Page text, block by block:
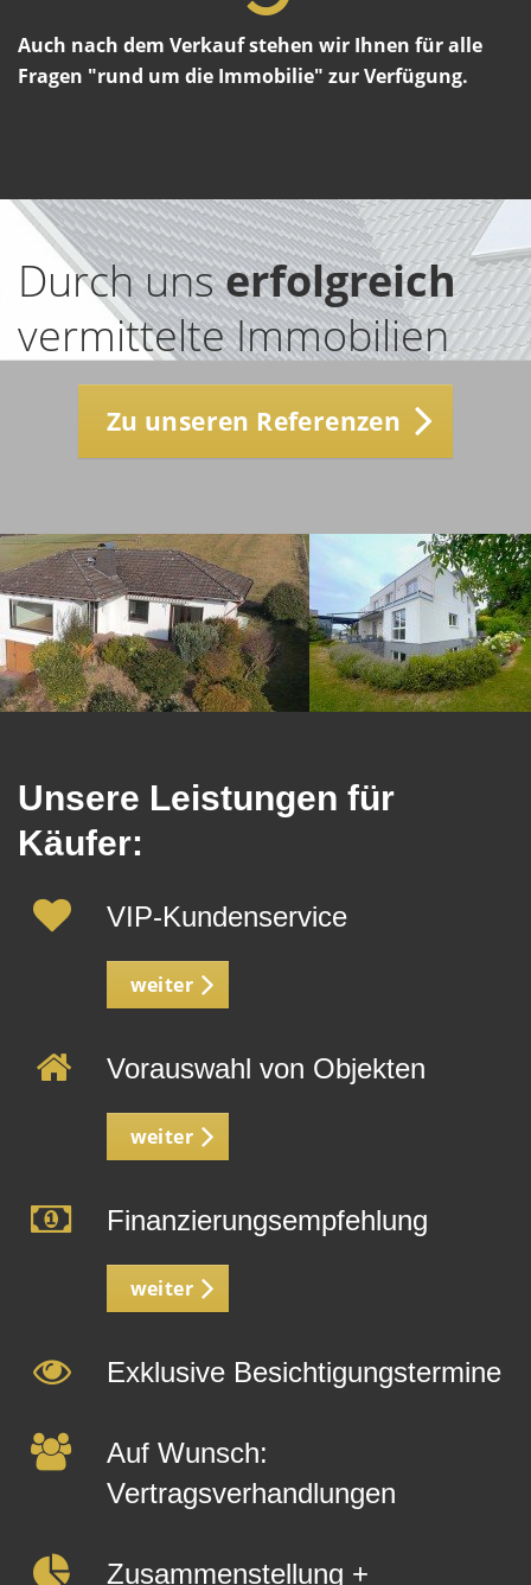
Auch nach dem Verkauf stehen wir Ihnen für alle
Fragen "rund um die Immobilie" zur Verfügung.
Durch unserfolgreich
vermittelte Immobilien
Zu unseren Referenzen
Unsere Leistungen für
Käufer:
VIP-Kundenservice
weiter
Vorauswahl von Objekten
weiter
Finanzierungsempfehlung
weiter
Exklusive Besichtigungstermine
Auf Wunsch:
Vertragsverhandlungen
Zusammenstellung +